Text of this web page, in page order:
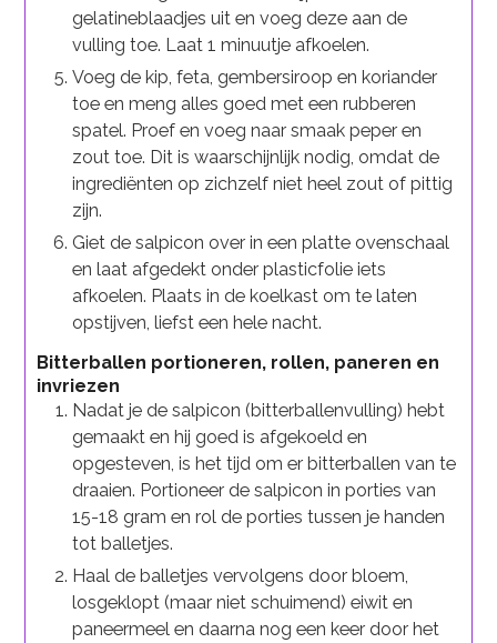
gelatineblaadjes uit en voeg deze aan de
vulling toe. Laat 1 minuutje afkoelen.
Voeg de kip, feta, gembersiroop en koriander
toe en meng alles goed met een rubberen
spatel. Proef en voeg naar smaak peper en
zout toe. Dit is waarschijnlijk nodig, omdat de
ingrediënten op zichzelf niet heel zout of pittig
zijn.
Giet de salpicon over in een platte ovenschaal
en laat afgedekt onder plasticfolie iets
afkoelen. Plaats in de koelkast om te laten
opstijven, liefst een hele nacht.
Bitterballen portioneren, rollen, paneren en
invriezen
Nadat je de salpicon (bitterballenvulling) hebt
gemaakt en hij goed is afgekoeld en
opgesteven, is het tijd om er bitterballen van te
draaien. Portioneer de salpicon in porties van
15-18 gram en rol de porties tussen je handen
tot balletjes.
Haal de balletjes vervolgens door bloem,
losgeklopt (maar niet schuimend) eiwit en
paneermeel en daarna nog een keer door het